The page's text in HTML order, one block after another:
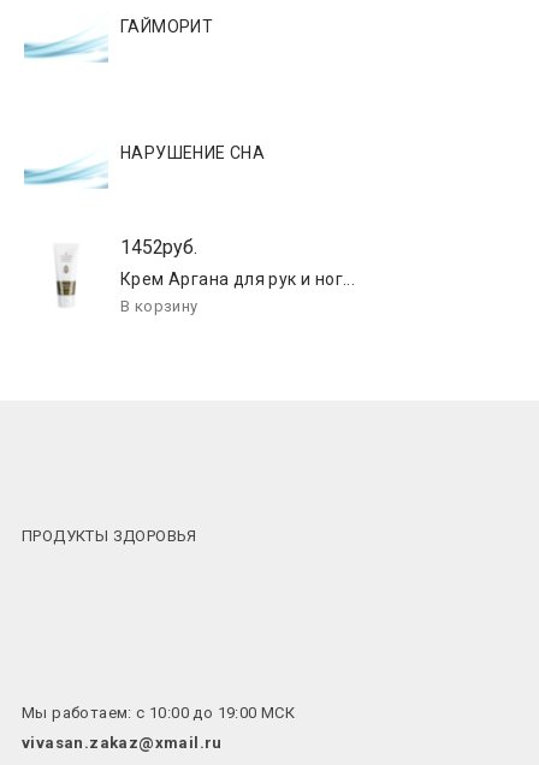
ГАЙМОРИТ
НАРУШЕНИЕ СНА
1452руб.
Крем Аргана для рук и ног...
ПРОДУКТЫ ЗДОРОВЬЯ
Мы работаем: с 10:00 до 19:00 МСК
vivasan.zakaz@xmail.ru